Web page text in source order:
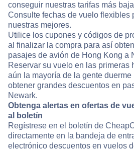
conseguir nuestras tarifas más
Consulte fechas de vuelo flexibles
nuestras mejores.
Utilice los cupones y códigos de
al finalizar la compra para así
pasajes de avión de Hong Kong a
Reservar su vuelo en las primeras
aún la mayoría de la gente
obtener grandes descuentos en
Newark.
Obtenga alertas en ofertas de
al boletín
Regístrese en el boletín de
directamente en la bandeja de
electrónico descuentos en vuelos